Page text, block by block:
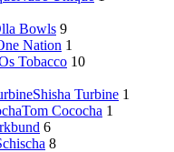
Bowls 9
Nation 1
Tobacco 10
Shisha Turbine 1
Tom Cococha 1
6
8